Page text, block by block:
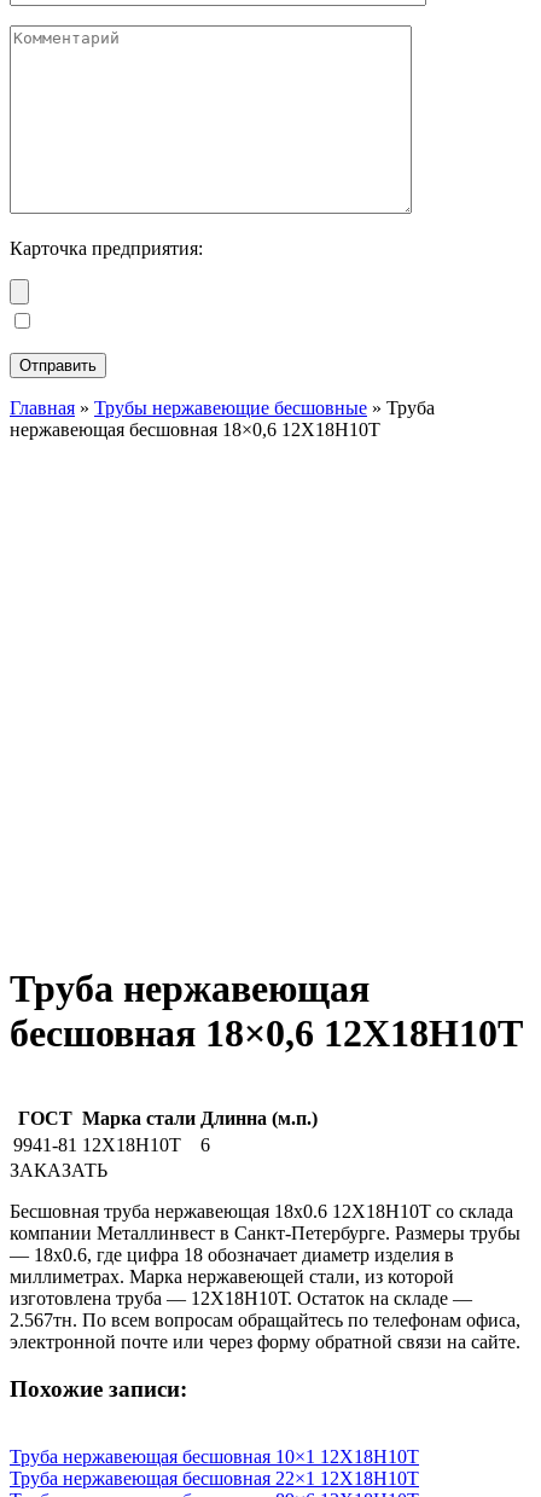
Карточка предприятия:
Главная » Трубы нержавеющие бесшовные » Труба
нержавеющая бесшовная 18×0,6 12X18Н10Т
Труба нержавеющая
бесшовная 18×0,6 12X18Н10Т
ГОСТ Марка стали Длинна (м.п.)
9941-81 12Х18Н10Т
6
ЗАКАЗАТЬ
Бесшовная труба нержавеющая 18х0.6 12Х18Н10Т со склада
компании Металлинвест в Санкт-Петербурге. Размеры трубы
— 18х0.6, где цифра 18 обозначает диаметр изделия в
миллиметрах. Марка нержавеющей стали, из которой
изготовлена труба — 12Х18Н10Т. Остаток на складе —
2.567тн. По всем вопросам обращайтесь по телефонам офиса,
электронной почте или через форму обратной связи на сайте.
Похожие записи:
Труба нержавеющая бесшовная 10×1 12X18Н10Т
Труба нержавеющая бесшовная 22×1 12X18Н10Т